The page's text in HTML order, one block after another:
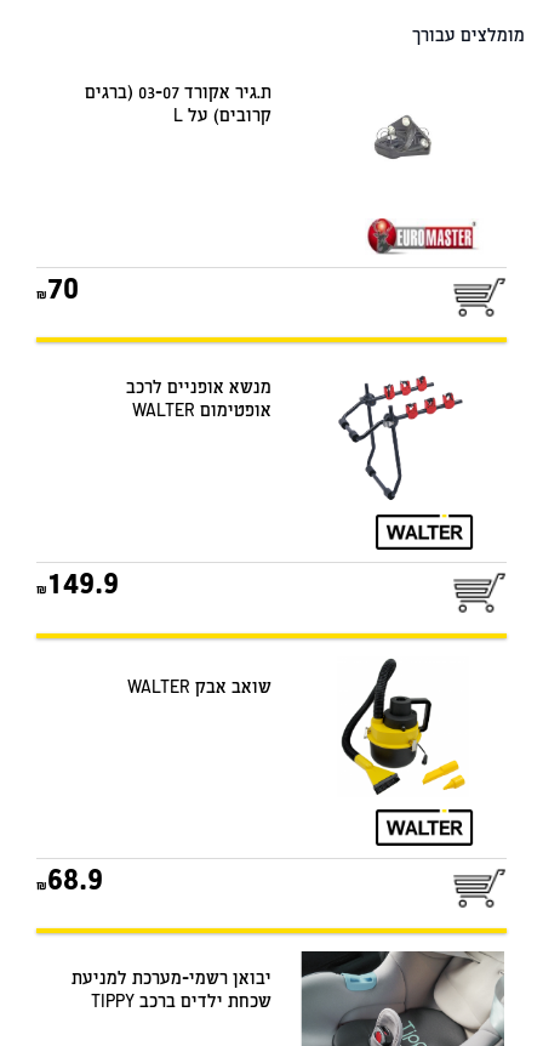
מומלצים עבורך
ת.גיר אקורד 03-07 (ברגים
קרובים) על L
70
מנשא אופניים לרכב
אופטימום WALTER
149.9
שואב אבק WALTER
68.9
יבואן רשמי-מערכת למניעת
שכחת ילדים ברכב TIPPY